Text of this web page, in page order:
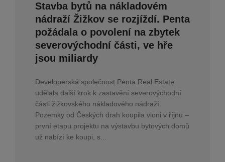
Stavba bytů na nákladovém
nádraží Žižkov se rozjíždí. Penta
požádala o povolení na zbytek
severovýchodní části, ve hře
jsou miliardy
Developerská společnost Penta Real Estate
udělala další krok k zastavění severovýchodní
části žižkovského nákladového nádraží.
Pozemky od Českých drah koupila vloni v říjnu –
první etapu projektu na výstavbu bytových domů
už nabízí ke koupi, s...